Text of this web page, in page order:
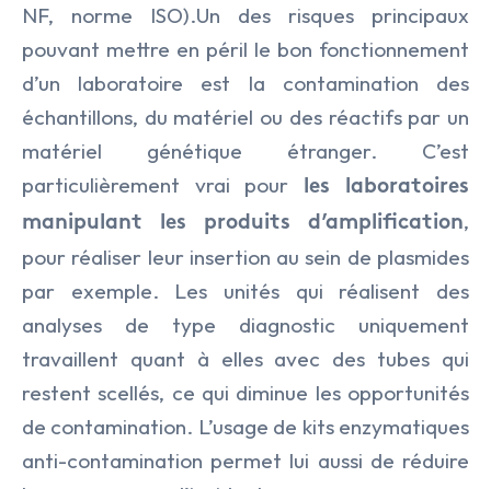
NF, norme ISO).Un des risques principaux
pouvant mettre en péril le bon fonctionnement
d’un laboratoire est la contamination des
échantillons, du matériel ou des réactifs par un
matériel génétique étranger. C’est
particulièrement vrai pour
les laboratoires
manipulant les produits d’amplification,
pour réaliser leur insertion au sein de plasmides
par exemple. Les unités qui réalisent des
analyses de type diagnostic uniquement
travaillent quant à elles avec des tubes qui
restent scellés, ce qui diminue les opportunités
de contamination. L’usage de kits enzymatiques
anti-contamination permet lui aussi de réduire